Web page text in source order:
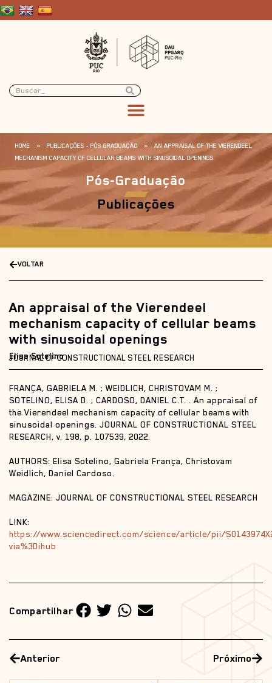
HOME » PUBLICAÇÕES - PÓS GRADUAÇÃO »
AN APPRAISAL OF THE VIERENDEEL
MECHANISM CAPACITY OF CELLULAR BEAMS WITH SINUSOIDAL OPENINGS
Pós-Graduação
Publicações
VOLTAR
An appraisal of the Vierendeel
mechanism capacity of cellular beams
with sinusoidal openings
JOURNAL OF CONSTRUCTIONAL STEEL RESEARCH
Elisa Sotelino
FRANÇA, GABRIELA M. ; WEIDLICH, CHRISTOVAM M. ;
SOTELINO, ELISA D. ; CARDOSO, DANIEL C.T. . An appraisal of
the Vierendeel mechanism capacity of cellular beams with
sinusoidal openings. JOURNAL OF CONSTRUCTIONAL STEEL
RESEARCH, v. 198, p. 107539, 2022.
AUTHORS: Elisa Sotelino, Gabriela França, Christovam
Weidlich, Daniel Cardoso.
MAGAZINE: JOURNAL OF CONSTRUCTIONAL STEEL RESEARCH
LINK:
https://www.sciencedirect.com/science/article/pii/
via%3Dihub
Compartilhar
Anterior Próximo